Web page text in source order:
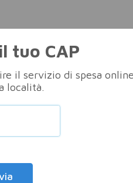
tuo CAP
il servizio di spesa
località.